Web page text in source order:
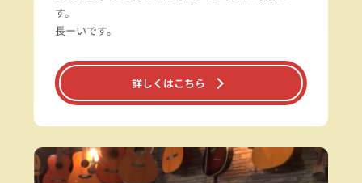
す。
長ーいです。
詳しくはこちら